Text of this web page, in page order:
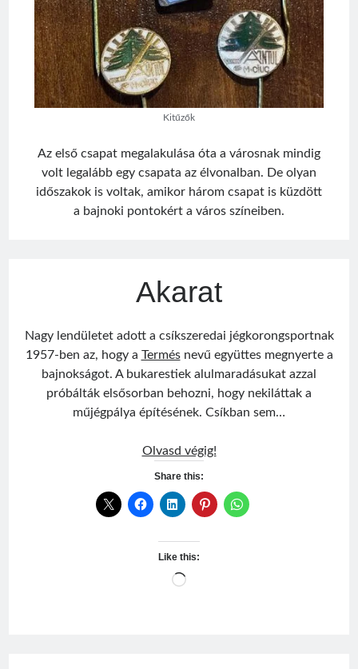
VisitSântimbru BăiÉrdekességekegy székely nagyközség múltjából
Friss bejegyzések
Sofian Iosif
Kitűzők
Az első csapat megalakulása óta a városnak mindig
volt legalább egy csapata az élvonalban. De olyan
időszakok is voltak, amikor három csapat is küzdött
a bajnoki pontokért a város színeiben.
Akarat
Nagy lendületet adott a csíkszeredai jégkorongsportnak
1957-ben az, hogy a Termésnevű együttes megnyerte a
bajnokságot. A bukarestiek alulmaradásukat azzal
próbálták elsősorban behozni, hogy nekiláttak a
műjégpálya építésének. Csíkban sem…
Olvasd végig!Akarat
Share this:
Like this:
Loading…